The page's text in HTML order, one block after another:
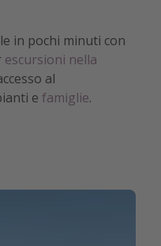
in pochi minuti con
escursioni nella
al
e famiglie.